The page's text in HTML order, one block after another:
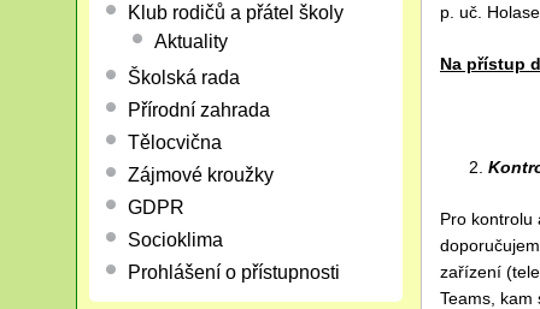
p. uč.
Na přístup
Pro kontrolu
zařízení
Teams, kam
Klub rodičů a přátel školy
Aktuality
Školská rada
Přírodní zahrada
Tělocvična
Zájmové kroužky
GDPR
Socioklima
Prohlášení o přístupnosti